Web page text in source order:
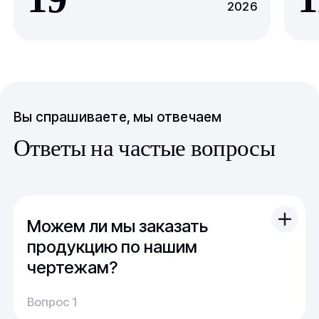
2026
Вы спрашиваете, мы отвечаем
Ответы на частые вопросы
Можем ли мы заказать
продукцию по нашим
чертежам?
Вы можете отправить свой чертеж/проект
(в т.ч. примерный) с техническим заданием.
Вопрос 1